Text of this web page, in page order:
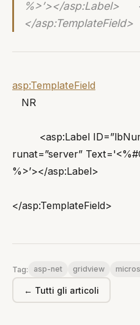
%>’></asp:Label>
</asp:TemplateField>
asp:TemplateField
NR
<asp:Label
runat=”server”
%>’></asp:Label>
</asp:TemplateField>
Tag: asp-net gridview
← Tutti gli articoli